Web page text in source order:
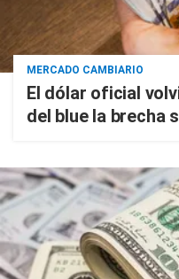
MERCADO CAMBIARIO
El dólar oficial
del blue la brecha